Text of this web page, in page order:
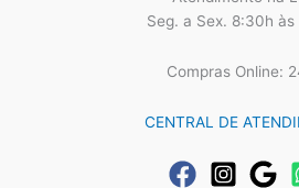
Seg. a Sex. 8:30h às
Compras Online:
CENTRAL DE